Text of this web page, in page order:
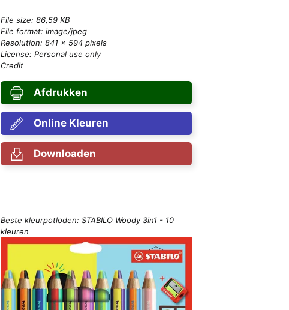
File size: 86,59 KB
File format: image/jpeg
Resolution: 841 × 594 pixels
License: Personal use only
Credit
Afdrukken
Online Kleuren
Downloaden
Beste kleurpotloden: STABILO Woody 3in1 - 10
kleuren